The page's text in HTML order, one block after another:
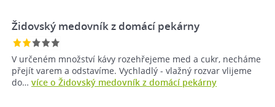
Židovský medovník z domácí pekárny
V určeném množství kávy rozehřejeme med a cukr, necháme
přejít varem a odstavíme. Vychladlý - vlažný rozvar vlijeme
do… více o Židovský medovník z domácí pekárny